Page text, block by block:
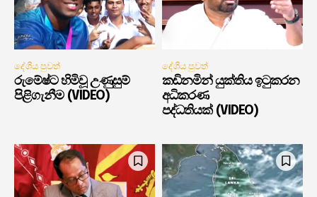
දේශීය පුවත්
රුමේෂ්ට හිමිවූ උණුසුම්
පිළිගැනීම (VIDEO)
දේශීය පුවත්
කඩිනමින් යුක්තිය ඉටුකරන
අධිකරණ
පද්ධතියක් (VIDEO)